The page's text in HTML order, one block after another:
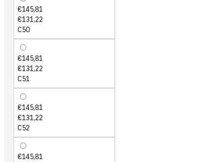
€145,81
€131,22
C50
€145,81
€131,22
C51
€145,81
€131,22
C52
€145,81